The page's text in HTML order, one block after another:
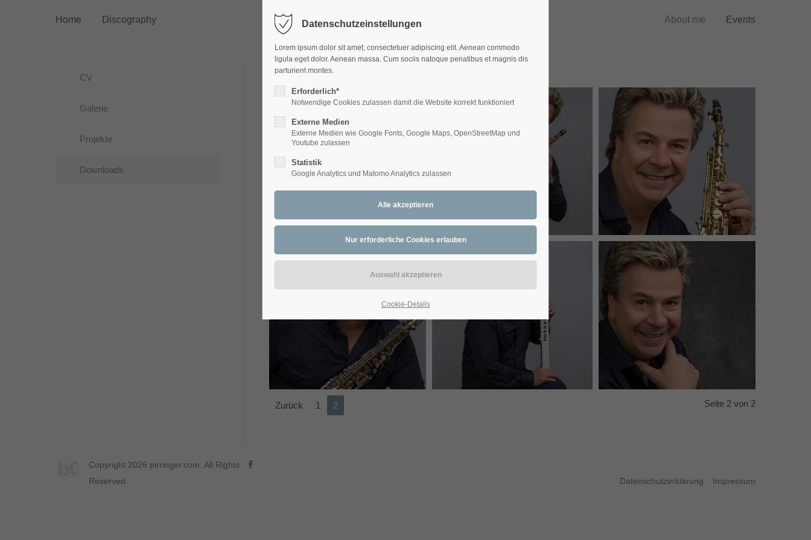
Support
Lorem ipsum dolor sit amet:
24h/ 365days
Mon - Fri 8:00am - 5:00pm(GMT +1)
Cybersteel Inc.
+44 1234 567 890
info@yourdomain.com
Aenean commodo ligula eget dolor.
Aenean massa. Cum sociis natoque
penatibus et magnis dis parturient
montes, nascetur ridiculus mus. Donec
quam felis, ultricies nec.
Home Discography About me Events
Foto Franz Baldauf
Foto Franz Baldauf
Seite 2 von 2
Zurück 1 2
CV
Galerie
Projekte
Downloads
Copyright 2026 pirringer.com. All Rights
Reserved.
Datenschutzerklärung Impressum
Datenschutzeinstellungen
Lorem ipsum dolor sit amet, consectetuer adipiscing elit. Aenean commodo
ligula eget dolor. Aenean massa. Cum sociis natoque penatibus et magnis dis
parturient montes.
Erforderlich*
Notwendige Cookies zulassen damit die Website korrekt funktioniert
Externe Medien
Externe Medien wie Google Fonts, Google Maps, OpenStreetMap und
Youtube zulassen
Statistik
Google Analytics und Matomo Analytics zulassen
Cookie-Details